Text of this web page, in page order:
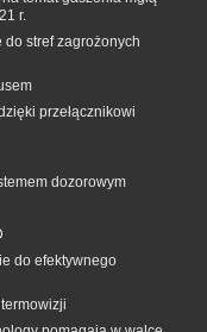
r.
do stref zagrożonych
przełącznikowi
dozorowym
do efektywnego